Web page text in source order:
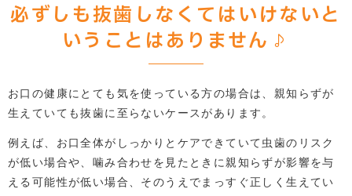
必ずしも抜歯しなくてはいけないと
いうことはありません♪
お口の健康にとても気を使っている方の場合は、親知らずが
生えていても抜歯に至らないケースがあります。
例えば、お口全体がしっかりとケアできていて虫歯のリスク
が低い場合や、噛み合わせを見たときに親知らずが影響を与
える可能性が低い場合、そのうえでまっすぐ正しく生えてい